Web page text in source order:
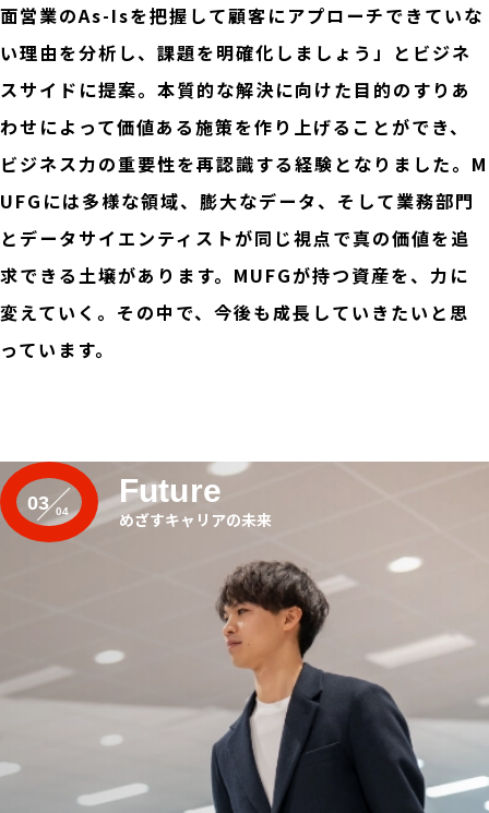
面営業のAs-Isを把握して顧客にアプローチできていな
い理由を分析し、課題を明確化しましょう」とビジネ
スサイドに提案。本質的な解決に向けた目的のすりあ
わせによって価値ある施策を作り上げることができ、
ビジネス力の重要性を再認識する経験となりました。M
UFGには多様な領域、膨大なデータ、そして業務部門
とデータサイエンティストが同じ視点で真の価値を追
求できる土壌があります。MUFGが持つ資産を、力に
変えていく。その中で、今後も成長していきたいと思
っています。
03 Future
めざすキャリアの未来